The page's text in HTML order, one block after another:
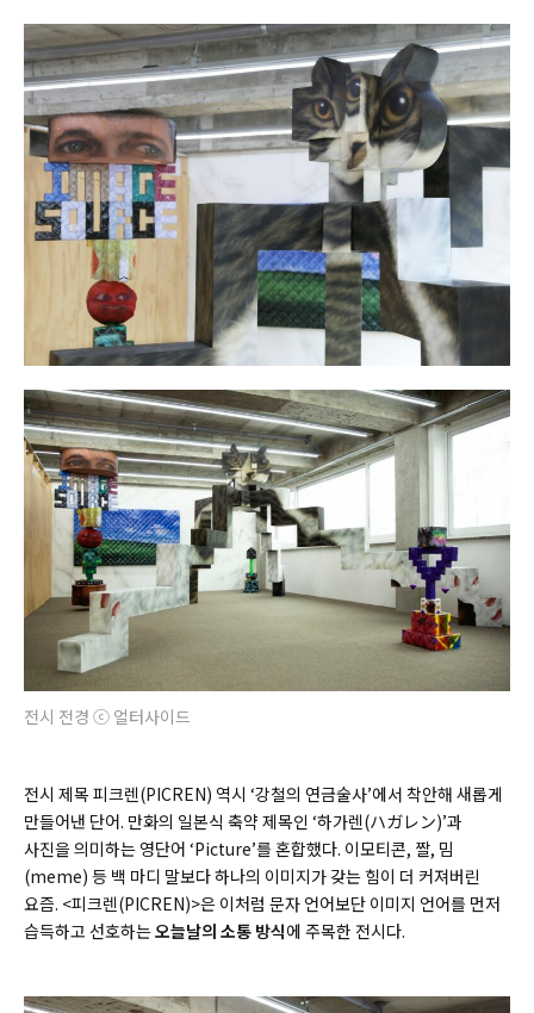
전시 전경 ⓒ 얼터사이드
전시 제목 피크렌(PICREN) 역시 ‘강철의 연금술사’에서 착안해 새롭게
만들어낸 단어. 만화의 일본식 축약 제목인 ‘하가렌(ハガレン)’과
사진을 의미하는 영단어 ‘Picture’를 혼합했다. 이모티콘, 짤, 밈
(meme) 등 백 마디 말보다 하나의 이미지가 갖는 힘이 더 커져버린
요즘. <피크렌(PICREN)>은 이처럼 문자 언어보단 이미지 언어를 먼저
습득하고 선호하는오늘날의 소통 방식에 주목한 전시다.